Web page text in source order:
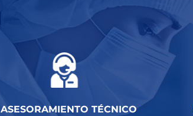
ASESORAMIENTO TÉCNICO